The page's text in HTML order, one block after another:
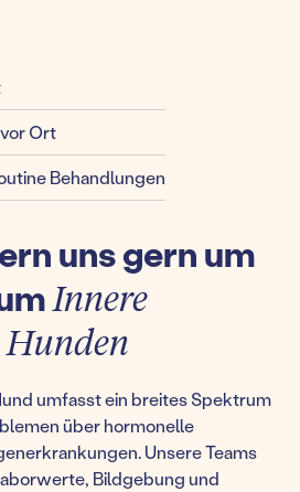
Ort
Behandlungen
uns gern um
Innere
umfasst ein breites Spektrum
über hormonelle
Unsere Teams
Bildgebung und